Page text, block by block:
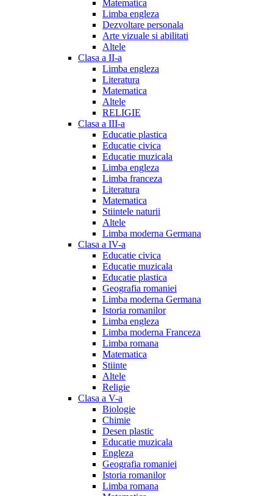
Matematica
Limba engleza
Dezvoltare personala
Arte vizuale si abilitati
Altele
Clasa a II-a
Limba engleza
Literatura
Matematica
Altele
RELIGIE
Clasa a III-a
Educatie plastica
Educatie civica
Educatie muzicala
Limba engleza
Limba franceza
Literatura
Matematica
Stiintele naturii
Altele
Limba moderna Germana
Clasa a IV-a
Educatie civica
Educatie muzicala
Educatie plastica
Geografia romaniei
Limba moderna Germana
Istoria romanilor
Limba engleza
Limba moderna Franceza
Limba romana
Matematica
Stiinte
Altele
Religie
Clasa a V-a
Biologie
Chimie
Desen plastic
Educatie muzicala
Engleza
Geografia romaniei
Istoria romanilor
Limba romana